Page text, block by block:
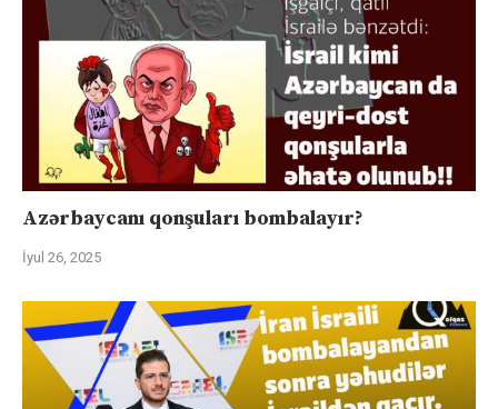
Azərbaycanı qonşuları bombalayır?
İyul 26, 2025